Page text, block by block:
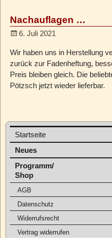
Nachauflagen …
6. Juli 2021
Wir haben uns in Herstellung
zurück zur Fadenheftung,
Preis bleiben gleich. Die
Pötzsch jetzt wieder lieferbar.
Startseite
Neues
Programm/
Shop
AGB
Datenschutz
Widerrufsrecht
Vertrag widerrufen